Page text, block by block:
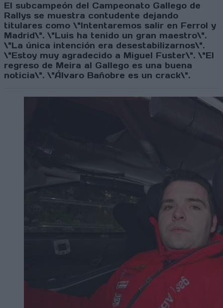
El subcampeón del Campeonato Gallego de
Rallys se muestra contudente dejando
titulares como \"Intentaremos salir en Ferrol y
Madrid\". \"Luis ha tenido un gran maestro\".
\"La única intención era desestabilizarnos\".
\"Estoy muy agradecido a Miguel Fuster\". \"El
regreso de Meira al Gallego es una buena
noticia\". \"Álvaro Bañobre es un crack\".